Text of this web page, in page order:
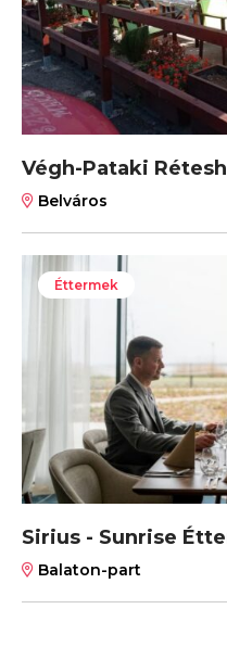
Végh-Pataki
Belváros
Éttermek
Sirius - Sunrise
Balaton-part